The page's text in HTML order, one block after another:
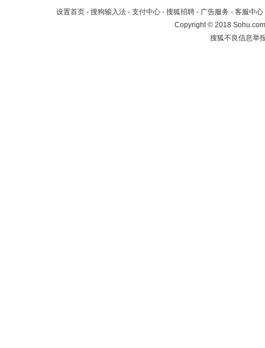
设置首页 - 搜狗输入法 - 支付中心 - 搜狐招聘 - 广告服务 - 客服中心
Copyright©2018
搜狐不良信息举